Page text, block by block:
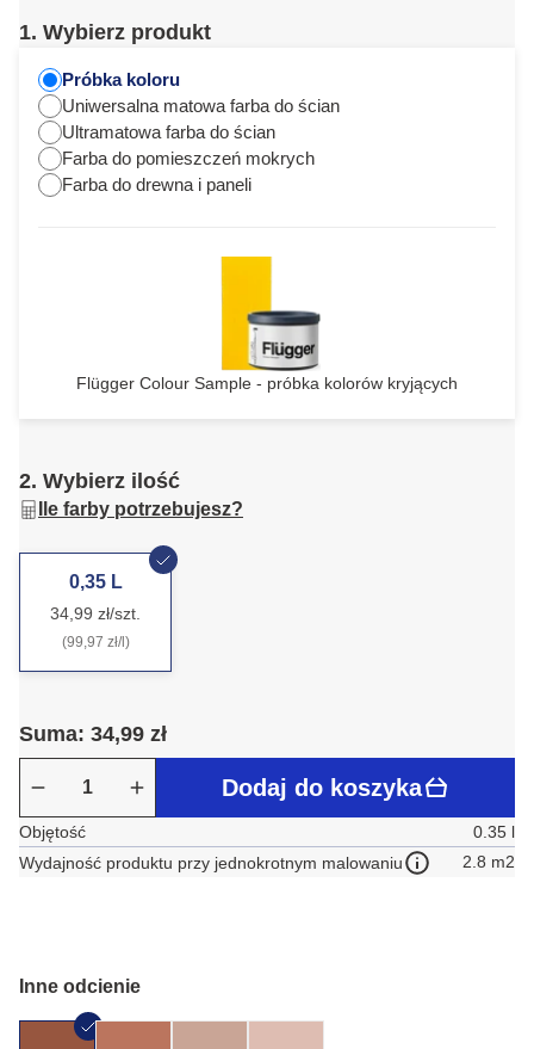
1. Wybierz produkt
Próbka koloru
Uniwersalna matowa farba do ścian
Ultramatowa farba do ścian
Farba do pomieszczeń mokrych
Farba do drewna i paneli
Flügger Colour Sample - próbka kolorów kryjących
2. Wybierz ilość
Ile farby potrzebujesz?
0,35 L
34,99 zł/szt.
(99,97 zł/l)
Suma: 34,99 zł
Dodaj do koszyka
Objętość
0.35 l
Wydajność produktu przy jednokrotnym malowaniu
2.8 m2
Inne odcienie